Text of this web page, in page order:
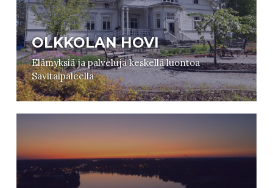
OLKKOLAN HOVI
Elämyksiä ja palveluja keskellä luontoa
Savitaipaleella